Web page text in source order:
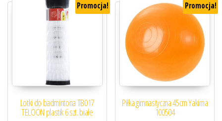
Promocja!
Lotki do badmintona TB017
TELOON plastik 6 szt. białe
Promocja!
Piłka gimnastyczna 45cm Yakima
100504